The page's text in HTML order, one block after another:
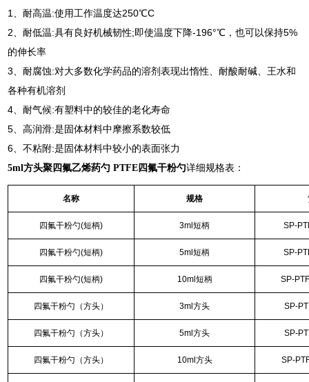
1、耐高温:使用工作温度达250℃C
2、耐低温:具有良好机械韧性;即使温度下降-196°℃，也可以保持5%
的伸长率
3、耐腐蚀:对大多数化学药品的溶剂表现出惰性、耐酸耐碱、王水和
各种有机溶剂
4、耐气候:有塑料中的较佳的老化寿命
5、高润滑:是固体材料中摩擦系数较低
6、不粘附:是固体材料中较小的表面张力
5ml方头聚四氟乙烯药勺 PTFE四氟干粉勺详细规格表：
名称 规格
四氟干粉勺(短柄) 3ml短柄 SP-
四氟干粉勺(短柄) 5ml短柄 SP-
四氟干粉勺(短柄) 10ml短柄 SP-
四氟干粉勺（方头） 3ml方头 SP-
四氟干粉勺（方头） 5ml方头 SP-
四氟干粉勺（方头） 10ml方头 SP-